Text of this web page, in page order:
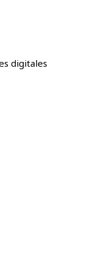
digitales